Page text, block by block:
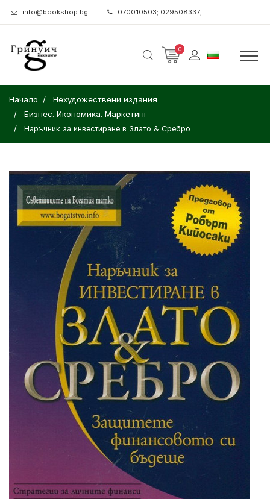
info@bookshop.bg 070010503; 029508337;
0
Начало
Нехудожествени издания
Бизнес. Икономика. Маркетинг
Наръчник за инвестиране в Злато & Сребро